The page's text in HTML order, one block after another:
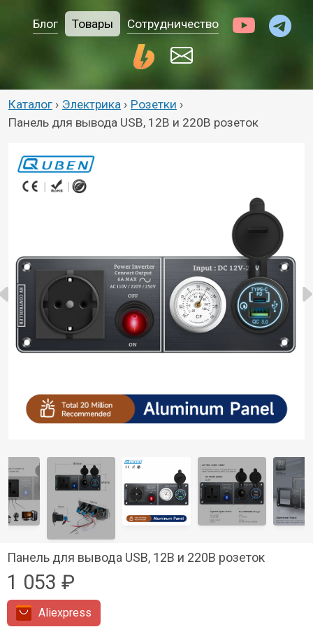
Блог Товары Сотрудничество
Каталог › Электрика › Розетки ›
Панель для вывода USB, 12В и 220В розеток
Панель для вывода USB, 12В и 220В розеток
1 053 ₽
Aliexpress